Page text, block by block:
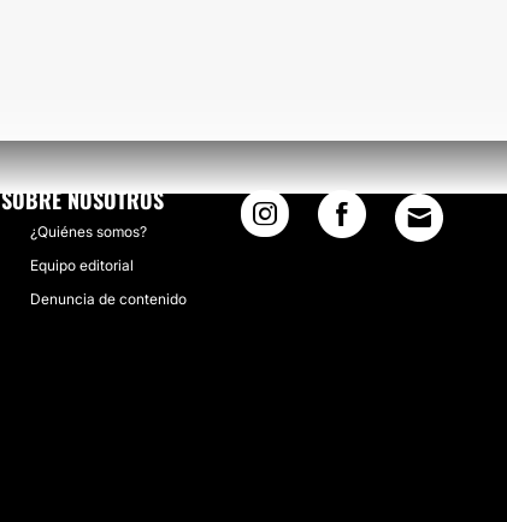
SOBRE NOSOTROS
¿Quiénes somos?
Equipo editorial
Denuncia de contenido